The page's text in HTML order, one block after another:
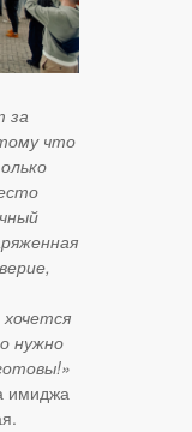
за
что
нужно
имиджа